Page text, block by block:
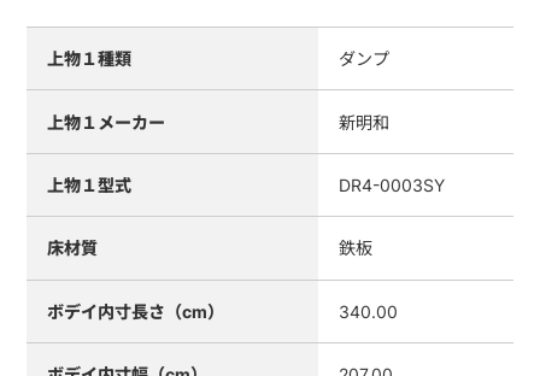
上物１種類 ダンプ
上物１メーカー 新明和
上物１型式 DR4-0003SY
床材質 鉄板
ボデイ内寸長さ（cm） 340.00